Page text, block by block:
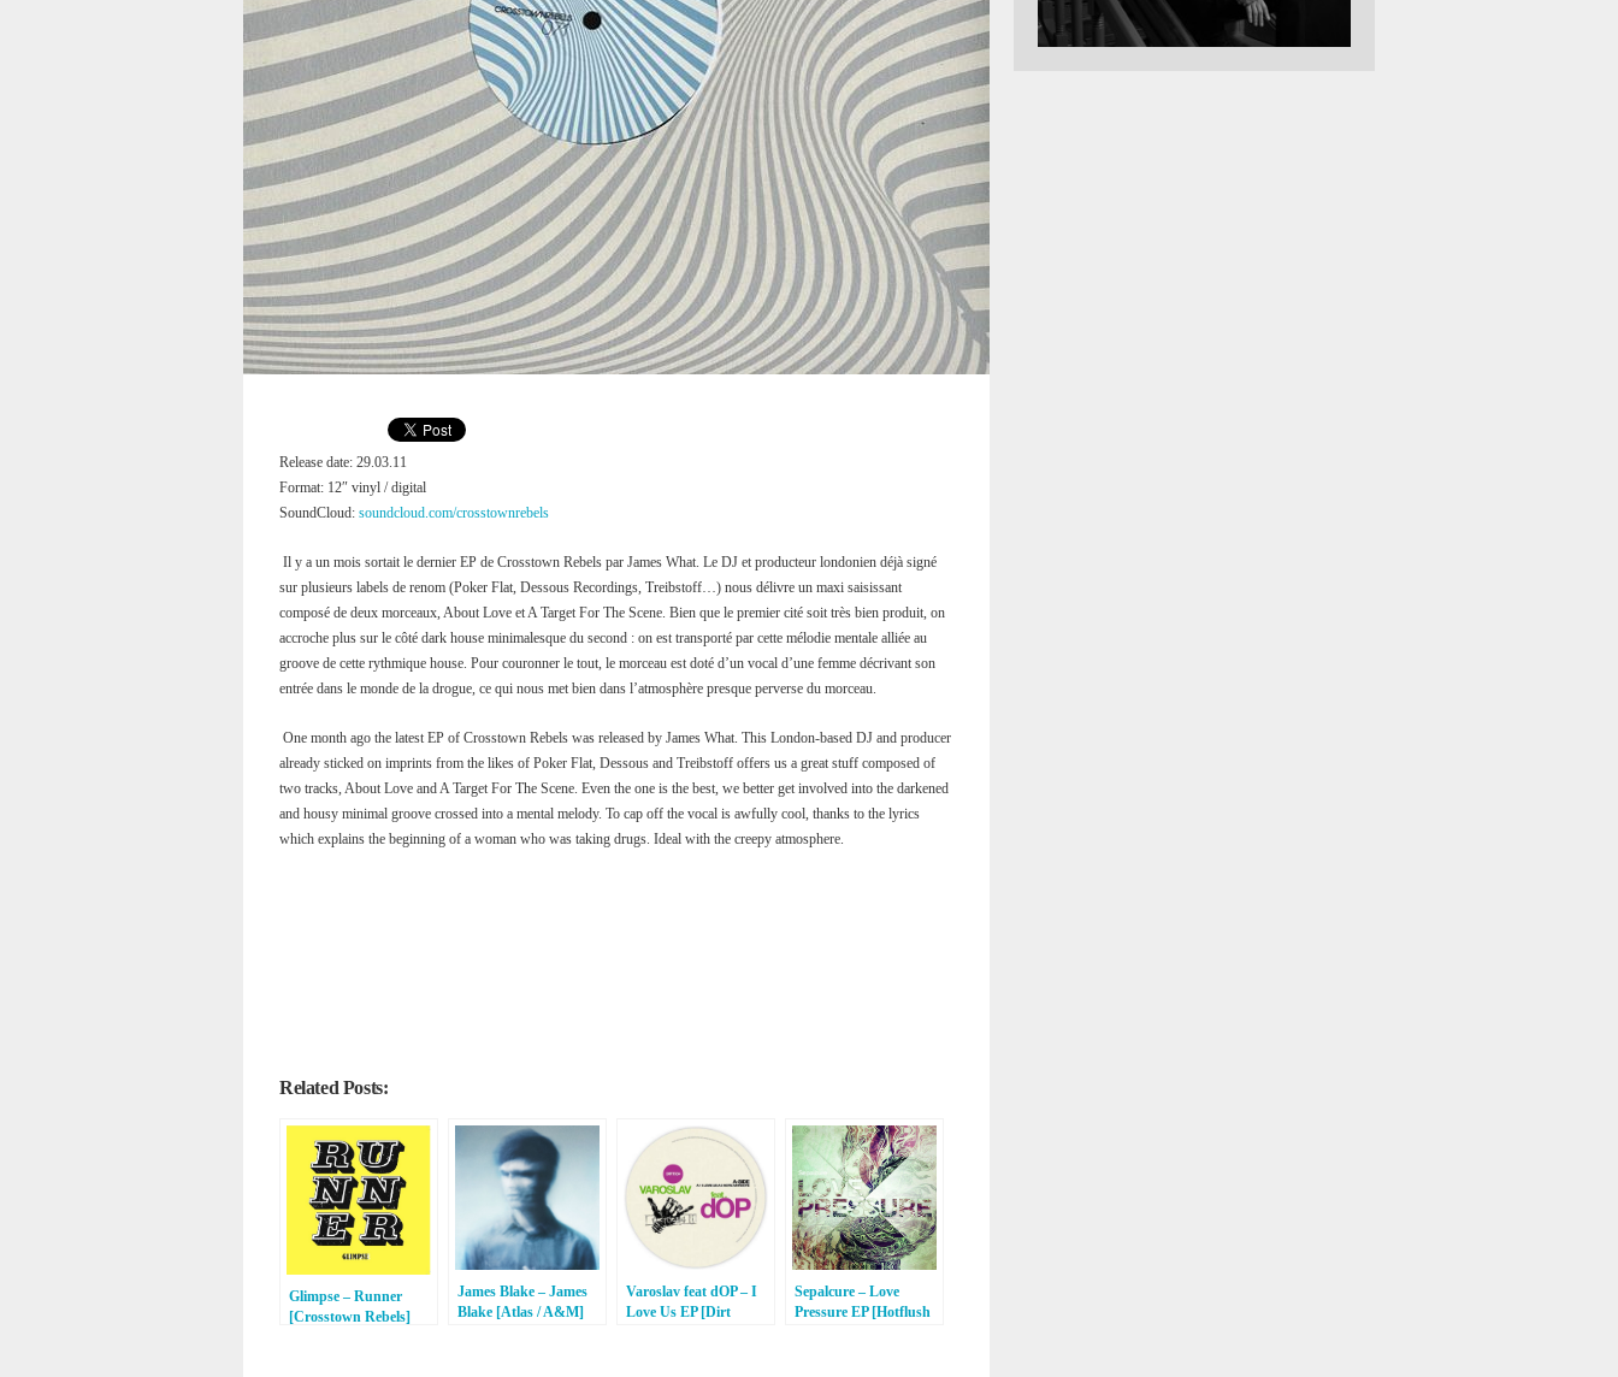
Release date: 29.03.11
Format: 12″ vinyl / digital
SoundCloud: soundcloud.com/crosstownrebels
Il y a un mois sortait le dernier EP de Crosstown Rebels par James What. Le DJ et producteur londonien déjà signé
sur plusieurs labels de renom (Poker Flat, Dessous Recordings, Treibstoff…) nous délivre un maxi saisissant
composé de deux morceaux, About Love et A Target For The Scene. Bien que le premier cité soit très bien produit, on
accroche plus sur le côté dark house minimalesque du second : on est transporté par cette mélodie mentale alliée au
groove de cette rythmique house. Pour couronner le tout, le morceau est doté d’un vocal d’une femme décrivant son
entrée dans le monde de la drogue, ce qui nous met bien dans l’atmosphère presque perverse du morceau.
One month ago the latest EP of Crosstown Rebels was released by James What. This London-based DJ and producer
already sticked on imprints from the likes of Poker Flat, Dessous and Treibstoff offers us a great stuff composed of
two tracks, About Love and A Target For The Scene. Even the one is the best, we better get involved into the darkened
and housy minimal groove crossed into a mental melody. To cap off the vocal is awfully cool, thanks to the lyrics
which explains the beginning of a woman who was taking drugs. Ideal with the creepy atmosphere.
Related Posts:
Glimpse – Runner
[Crosstown Rebels]
James Blake – James
Blake [Atlas / A&M]
Varoslav feat dOP – I
Love Us EP [Dirt
Sepalcure – Love
Pressure EP [Hotflush